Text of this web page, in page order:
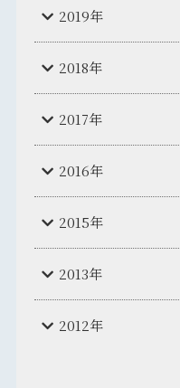
2019年
2018年
2017年
2016年
2015年
2013年
2012年